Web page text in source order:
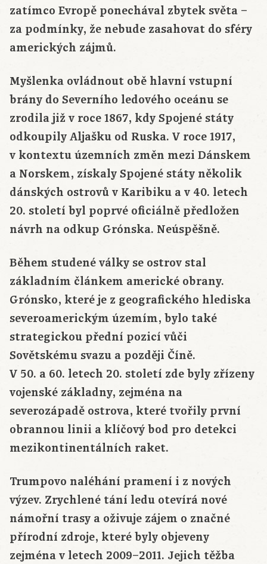
zatímco Evropě ponechával zbytek světa –
za podmínky, že nebude zasahovat do sféry
amerických zájmů.
Myšlenka ovládnout obě hlavní vstupní
brány do Severního ledového oceánu se
zrodila již v roce 1867, kdy Spojené státy
odkoupily Aljašku od Ruska. V roce 1917,
v kontextu územních změn mezi Dánskem
a Norskem, získaly Spojené státy několik
dánských ostrovů v Karibiku a v 40. letech
20. století byl poprvé oficiálně předložen
návrh na odkup Grónska. Neúspěšně.
Během studené války se ostrov stal
základním článkem americké obrany.
Grónsko, které je z geografického hlediska
severoamerickým územím, bylo také
strategickou přední pozicí vůči
Sovětskému svazu a později Číně.
V 50. a 60. letech 20. století zde byly zřízeny
vojenské základny, zejména na
severozápadě ostrova, které tvořily první
obrannou linii a klíčový bod pro detekci
mezikontinentálních raket.
Trumpovo naléhání pramení i z nových
výzev. Zrychlené tání ledu otevírá nové
námořní trasy a oživuje zájem o značné
přírodní zdroje, které byly objeveny
zejména v letech 2009–2011. Jejich těžba